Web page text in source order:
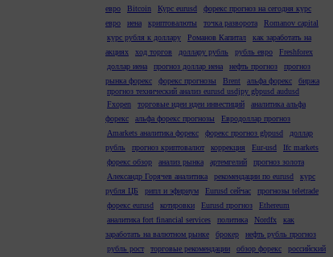
евро
Bitcoin Курс eurusd
форекс прогноз на сегодня курс
евро
иена криптовалюты точка разворота
Romanov capital
курс рубля к доллару
Романов Капитал
как заработать на
акциях
ход торгов доллару рубль рубль евро
Freshforex
доллар иена
прогноз доллар иена нефть прогноз
прогноз
рынка форекс
форекс прогнозы Brent альфа форекс
биржа
прогноз технический анализ eurusd usdjpy gbpusd audusd
Fxopen
торговые идеи идеи инвестиций
аналитика альфа
форекс
альфа форекс прогнозы
Евродоллар прогноз
Amarkets аналитика форекс
форекс прогноз gbpusd
доллар
рубль
прогноз криптовалют коррекция Eur-usd
Ifc markets
форекс обзор
анализ рынка артемгелий
прогноз золота
Александр Горячев аналитика
рекомендации по eurusd
курс
рубля ЦБ
рипл и эфириум Eurusd сейчас
прогнозы teletrade
форекс eurusd
котировки Eurusd прогноз
Ethereum
аналитика fort financial services
политика Nordfx
как
заработать на валютном рынке
брокер
нефть рубль прогноз
рубль рост
торговые рекомендации обзор форекс
российский